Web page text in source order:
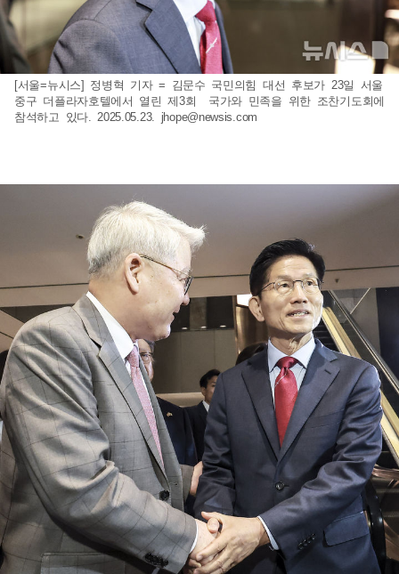
[서울=뉴시스] 정병혁 기자 = 김문수 국민의힘 대선 후보가 23일 서울
중구 더플라자호텔에서 열린 제3회 국가와 민족을 위한 조찬기도회에
참석하고 있다. 2025.05.23. jhope@newsis.com